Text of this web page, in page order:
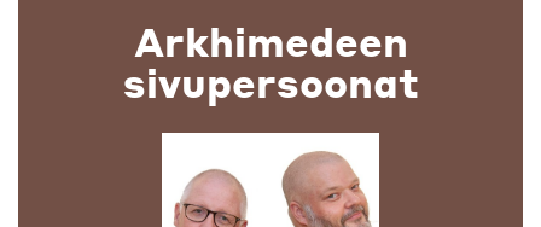
Arkhimedeen
sivupersoonat